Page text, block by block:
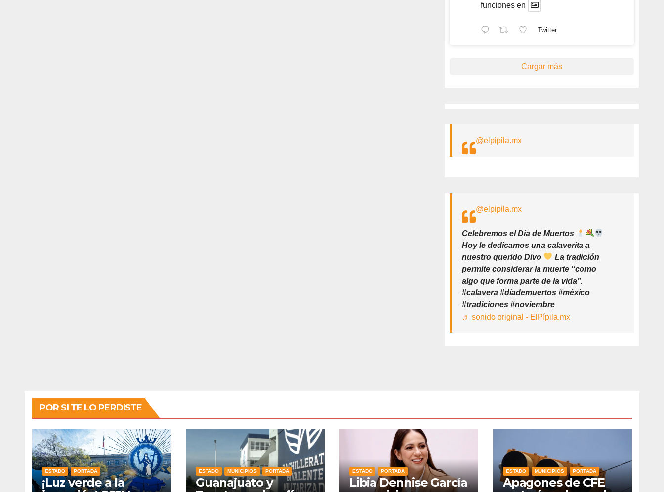
funciones en
Twitter
Cargar más
@elpipila.mx
@elpipila.mx
Celebremos el Día de Muertos
Hoy le dedicamos una calaverita a
nuestro querido Divo
La tradición
permite considerar la muerte “como
algo que forma parte de la vida”.
#calavera #díademuertos #méxico
#tradiciones #noviembre
♬ sonido original - ElPípila.mx
POR SI TE LO PERDISTE
ESTADO PORTADA
¡Luz verde a la
ESTADO MUNICIPIOS PORTADA
Guanajuato y
ESTADO PORTADA
Libia Dennise García
ESTADO MUNICIPIOS PORTADA
Apagones de CFE